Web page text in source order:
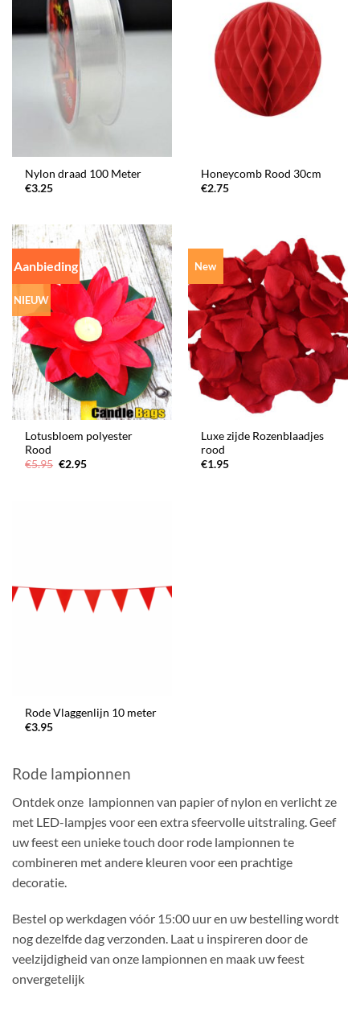
Nylon draad 100 Meter
€3.25
Honeycomb Rood 30cm
€2.75
Aanbieding
NIEUW
Lotusbloem polyester
Rood
€5.95 Oorspronkelijke
€2.95Huidige
New
Luxe zijde Rozenblaadjes
rood
€1.95
Rode Vlaggenlijn 10 meter
€3.95
Rode lampionnen
Ontdek onze lampionnen van papier of nylon en verlicht ze
met LED-lampjes voor een extra sfeervolle uitstraling. Geef
uw feest een unieke touch door rode lampionnen te
combineren met andere kleuren voor een prachtige
decoratie.
Bestel op werkdagen vóór 15:00 uur en uw bestelling wordt
nog dezelfde dag verzonden. Laat u inspireren door de
veelzijdigheid van onze lampionnen en maak uw feest
onvergetelijk